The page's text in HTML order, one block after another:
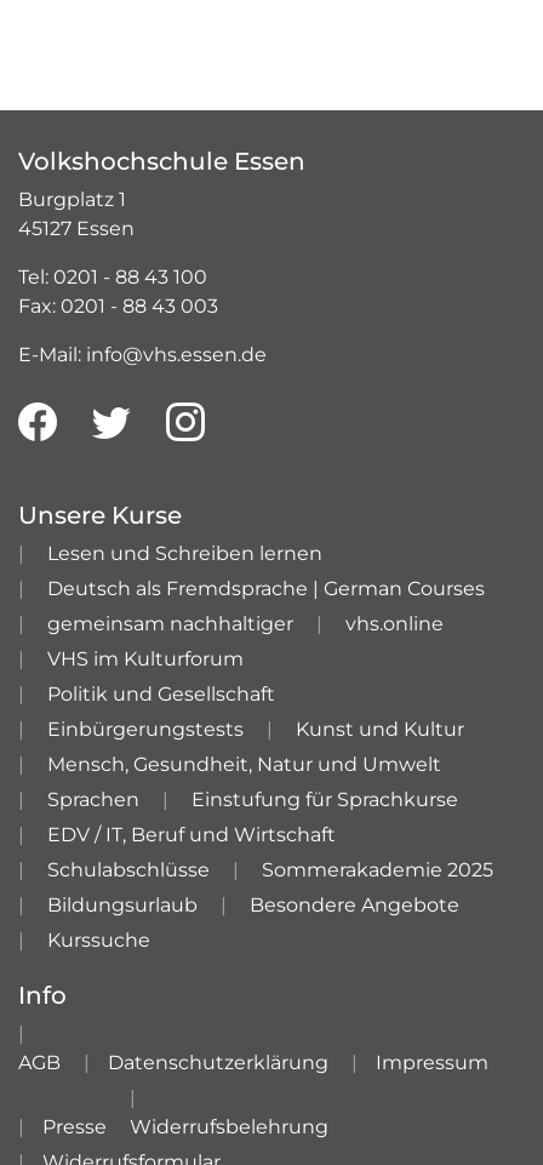
Volkshochschule Essen
Burgplatz 1
45127 Essen
Tel: 0201 - 88 43 100
Fax: 0201 - 88 43 003
E-Mail: info@vhs.essen.de
Unsere Kurse
Lesen und Schreiben lernen
Deutsch als Fremdsprache | German Courses
gemeinsam nachhaltiger
vhs.online
VHS im Kulturforum
Politik und Gesellschaft
Einbürgerungstests
Kunst und Kultur
Mensch, Gesundheit, Natur und Umwelt
Sprachen
Einstufung für Sprachkurse
EDV / IT, Beruf und Wirtschaft
Schulabschlüsse
Sommerakademie 2025
Bildungsurlaub
Besondere Angebote
Kurssuche
Info
AGB Datenschutzerklärung Impressum
Presse
Widerrufsbelehrung